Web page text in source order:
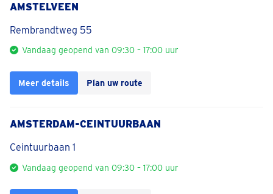
AMSTELVEEN
Rembrandtweg 55
Vandaag geopend van 09:30 – 17:00 uur
Meer details Plan uw route
AMSTERDAM-CEINTUURBAAN
Ceintuurbaan 1
Vandaag geopend van 09:30 – 17:00 uur